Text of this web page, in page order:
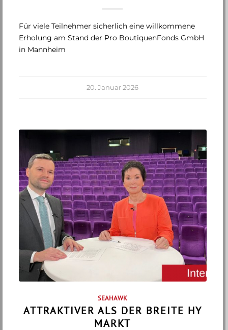
Für viele Teilnehmer sicherlich eine willkommene
Erholung am Stand der Pro BoutiquenFonds GmbH
in Mannheim
20. Januar 2026
SEAHAWK
ATTRAKTIVER ALS DER BREITE HY
MARKT